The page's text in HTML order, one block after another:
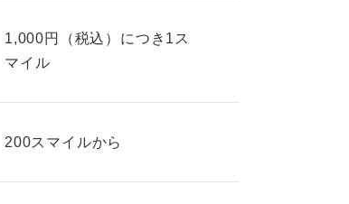
1,000円（税込）につき1ス
マイル
200スマイルから